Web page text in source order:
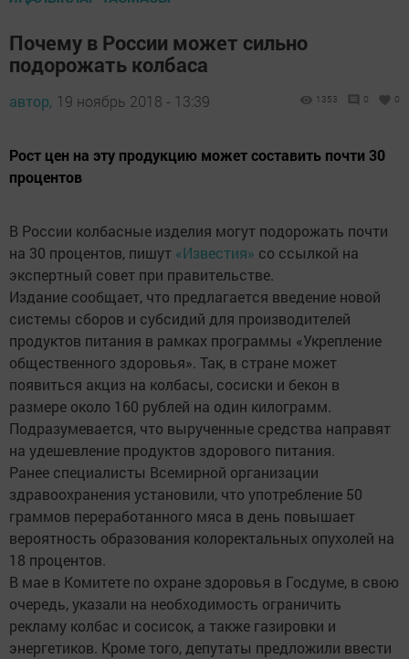
Почему в России может сильно
подорожать колбаса
автор, 19 ноябрь 2018 - 13:39 1353 0 0
Рост цен на эту продукцию может составить почти 30
процентов
В России колбасные изделия могут подорожать почти
на 30 процентов, пишут «Известия» со ссылкой на
экспертный совет при правительстве.
Издание сообщает, что предлагается введение новой
системы сборов и субсидий для производителей
продуктов питания в рамках программы «Укрепление
общественного здоровья». Так, в стране может
появиться акциз на колбасы, сосиски и бекон в
размере около 160 рублей на один килограмм.
Подразумевается, что вырученные средства направят
на удешевление продуктов здорового питания.
Ранее специалисты Всемирной организации
здравоохранения установили, что употребление 50
граммов переработанного мяса в день повышает
вероятность образования колоректальных опухолей на
18 процентов.
В мае в Комитете по охране здоровья в Госдуме, в свою
очередь, указали на необходимость ограничить
рекламу колбас и сосисок, а также газировки и
энергетиков. Кроме того, депутаты предложили ввести